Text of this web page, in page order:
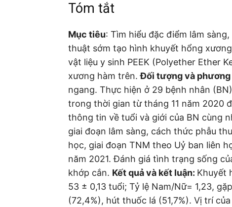
Tóm tắt
Mục tiêu: Tìm hiểu đặc điểm lâm
thuật sớm tạo hình khuyết hổng
vật liệu y sinh PEEK (Polyether Ether
xương hàm trên.Đối tượng và
ngang. Thực hiện ở 29 bệnh nhân
trong thời gian từ tháng 11 năm 2020
thông tin về tuổi và giới của BN cùng
giai đoạn lâm sàng, cách thức phẫu
học, giai đoạn TNM theo Uỷ ban liên
năm 2021. Đánh giá tình trạng sống
khớp cắn. Kết quả và kết luận: Khuyết
53 ± 0,13 tuổi; Tỷ lệ Nam/Nữ= 1,23,
(72,4%), hút thuốc lá (51,7%). Vị trí